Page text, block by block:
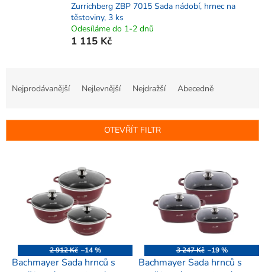
Zurrichberg ZBP 7015 Sada nádobí, hrnec na
těstoviny, 3 ks
Odesíláme do 1-2 dnů
1 115 Kč
í
Nejprodávanější Nejlevnější Nejdražší Abecedně
OTEVŘÍT FILTR
2 912 Kč –14 %
Bachmayer Sada hrnců s
3 247 Kč –19 %
Bachmayer Sada hrnců s